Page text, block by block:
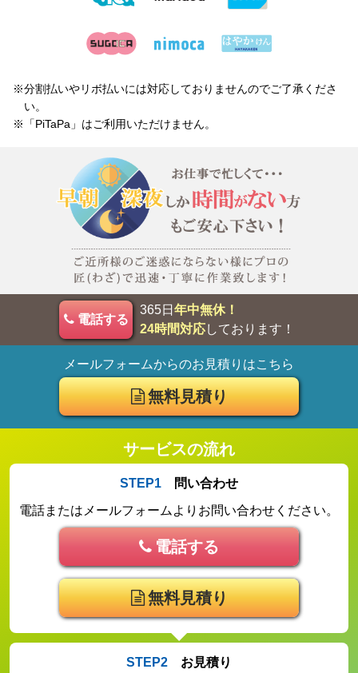
※分割払いやリボ払いには対応しておりませんのでご了承くださ
い。
※「PiTaPa」はご利用いただけません。
電話する
365日 年中無休！
24時間対応しております！
メールフォームからのお見積りはこちら
無料見積り
サービスの流れ
STEP1 問い合わせ
電話またはメールフォームよりお問い合わせください。
電話する
無料見積り
STEP2 お見積り